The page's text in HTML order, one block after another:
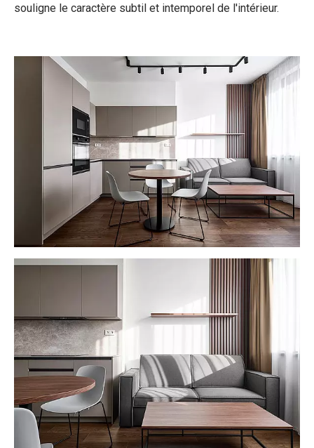
souligne le caractère subtil et intemporel de l'intérieur.